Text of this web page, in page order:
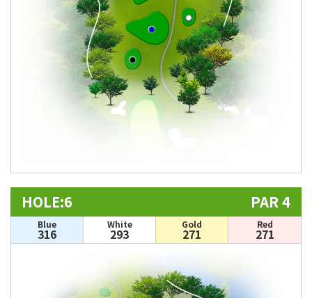
HOLE:6 PAR 4
Blue
316
White
293
Gold
271
Red
271